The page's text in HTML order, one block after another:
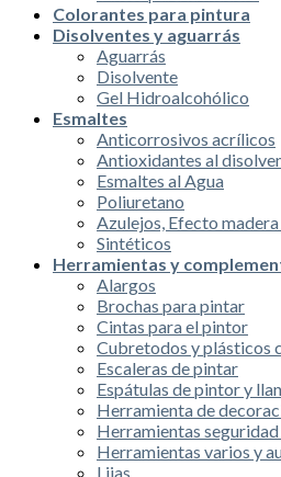
Colorantes para pintura
Disolventes y aguarrás
Aguarrás
Disolvente
Gel Hidroalcohólico
Esmaltes
Anticorrosivos acrílicos
Antioxidantes al
Esmaltes al Agua
Poliuretano
Azulejos, Efecto
Sintéticos
Herramientas y
Alargos
Brochas para pintar
Cintas para el pintor
Cubretodos y plásticos
Escaleras de pintar
Espátulas de pintor y
Herramienta de
Herramientas
Herramientas varios y
Lijas